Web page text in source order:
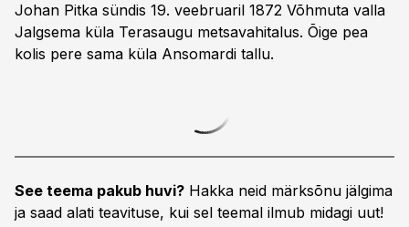
Johan Pitka sündis 19. veebruaril 1872 Võhmuta valla
Jalgsema küla Terasaugu metsavahitalus. Õige pea
kolis pere sama küla Ansomardi tallu.
See teema pakub huvi? Hakka neid märksõnu jälgima
ja saad alati teavituse, kui sel teemal ilmub midagi uut!